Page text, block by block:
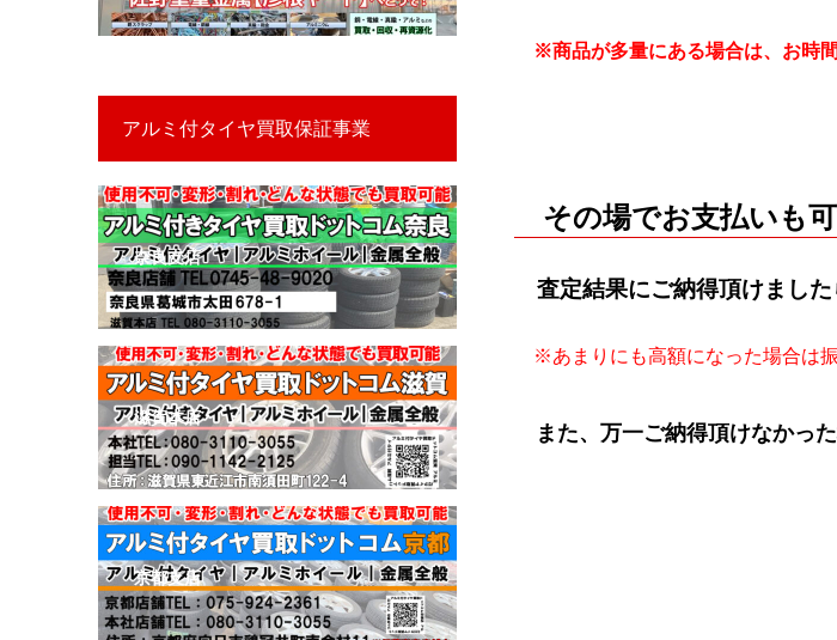
​​※商品が多量にある場合は、お時間
その場でお支払いも
査定結果にご納得頂けました
※あまりにも高額になった場合は振
また、万一ご納得頂けなかっ
アルミ付タイヤ買取保証事業
奈良支店
滋賀本店
京都支店